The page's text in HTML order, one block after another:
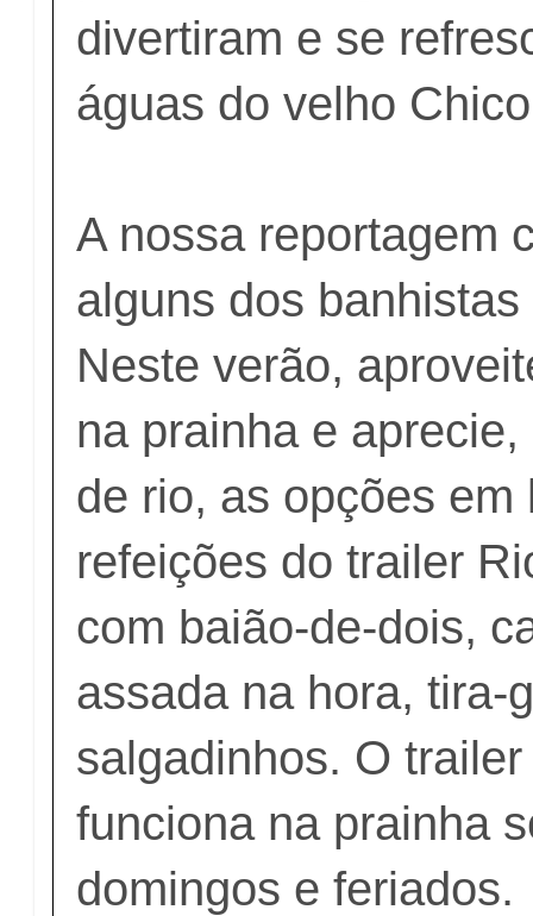
divertiram e se
águas do velho
A nossa reportagem
alguns dos
Neste verão,
na prainha e
de rio, as opções em
refeições do trailer
com baião-de-dois,
assada na hora, tira-
salgadinhos. O
funciona na prainha
domingos e feriados.